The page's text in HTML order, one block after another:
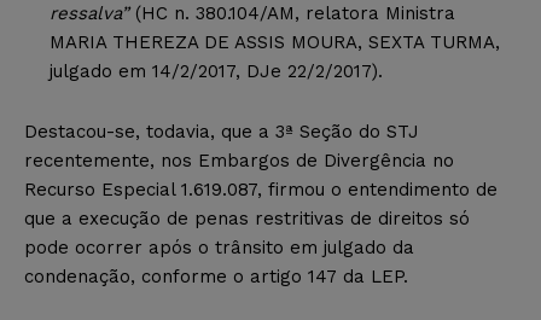
ressalva”(HC n. 380.104/AM, relatora Ministra
MARIA THEREZA DE ASSIS MOURA, SEXTA TURMA,
julgado em 14/2/2017, DJe 22/2/2017).
Destacou-se, todavia, que a 3ª Seção do STJ
recentemente, nos Embargos de Divergência no
Recurso Especial 1.619.087, firmou o entendimento de
que a execução de penas restritivas de direitos só
pode ocorrer após o trânsito em julgado da
condenação, conforme o artigo 147 da LEP.